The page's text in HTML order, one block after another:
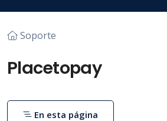
Soporte
Placetopay
En esta página